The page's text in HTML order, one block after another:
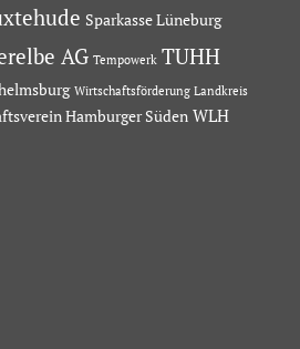
Sparkasse Lüneburg
AG Tempowerk TUHH
Wirtschaftsförderung Landkreis
Hamburger Süden WLH